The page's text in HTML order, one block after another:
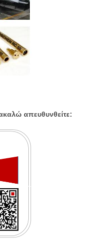
απευθυνθείτε: